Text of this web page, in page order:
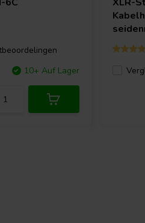
10+ Auf Lager